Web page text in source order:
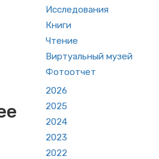
Исследования
Книги
Чтение
Виртуальный музей
Фотоотчет
2026
2025
2024
2023
2022